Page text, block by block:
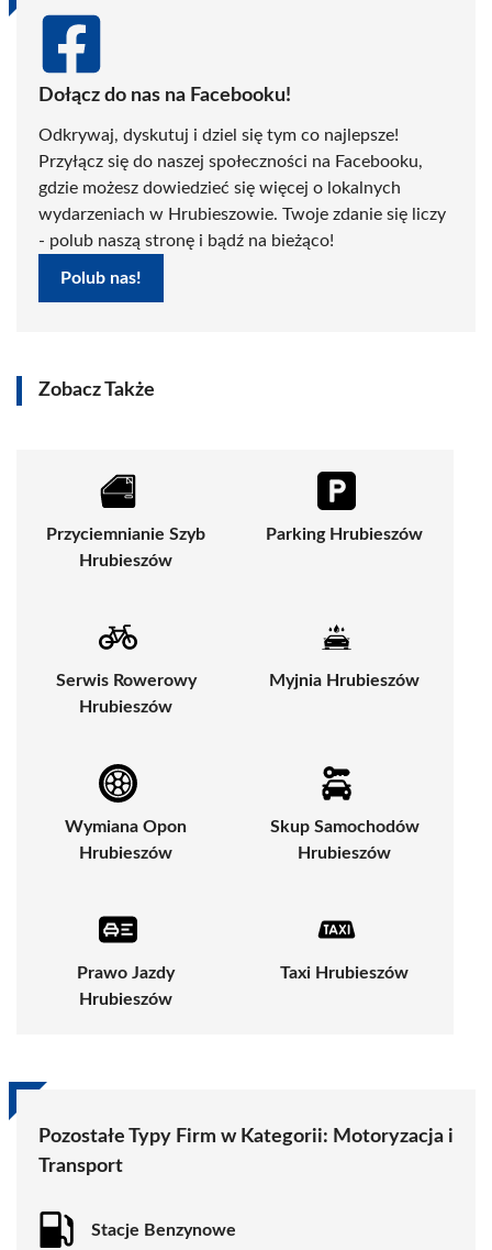
Dołącz do nas na Facebooku!
Odkrywaj, dyskutuj i dziel się tym co najlepsze!
Przyłącz się do naszej społeczności na Facebooku,
gdzie możesz dowiedzieć się więcej o lokalnych
wydarzeniach w Hrubieszowie. Twoje zdanie się liczy
- polub naszą stronę i bądź na bieżąco!
Polub nas!
Zobacz Także
Przyciemnianie Szyb
Hrubieszów
Parking Hrubieszów
Serwis Rowerowy
Hrubieszów
Myjnia Hrubieszów
Wymiana Opon
Hrubieszów
Skup Samochodów
Hrubieszów
Prawo Jazdy
Hrubieszów
Taxi Hrubieszów
Pozostałe Typy Firm w Kategorii: Motoryzacja i
Transport
Stacje Benzynowe